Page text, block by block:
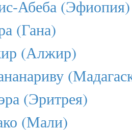
Абеба (Эфиопия)
(Гана)
(Алжир)
(Эритрея)
(Мали)